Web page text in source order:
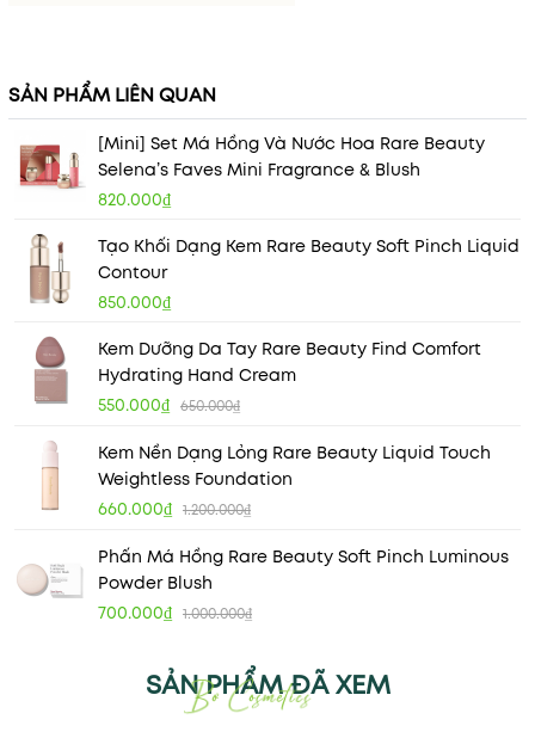
SẢN PHẨM LIÊN QUAN
[Mini] Set Má Hồng Và Nước Hoa Rare Beauty
Selena’s Faves Mini Fragrance & Blush
820.000₫
Tạo Khối Dạng Kem Rare Beauty Soft Pinch Liquid
Contour
850.000₫
Kem Dưỡng Da Tay Rare Beauty Find Comfort
Hydrating Hand Cream
550.000₫ 650.000₫
Kem Nền Dạng Lỏng Rare Beauty Liquid Touch
Weightless Foundation
660.000₫ 1.200.000₫
Phấn Má Hồng Rare Beauty Soft Pinch Luminous
Powder Blush
700.000₫ 1.000.000₫
SẢN PHẨM ĐÃ XEM